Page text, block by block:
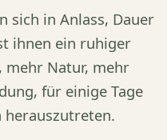
sich in Anlass, Dauer
ihnen ein ruhiger
mehr Natur, mehr
für einige Tage
herauszutreten.